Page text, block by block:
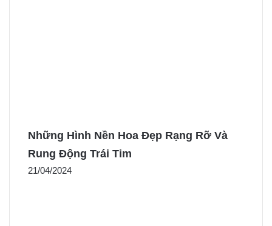
Những Hình Nền Hoa Đẹp Rạng Rỡ Và
Rung Động Trái Tim
21/04/2024